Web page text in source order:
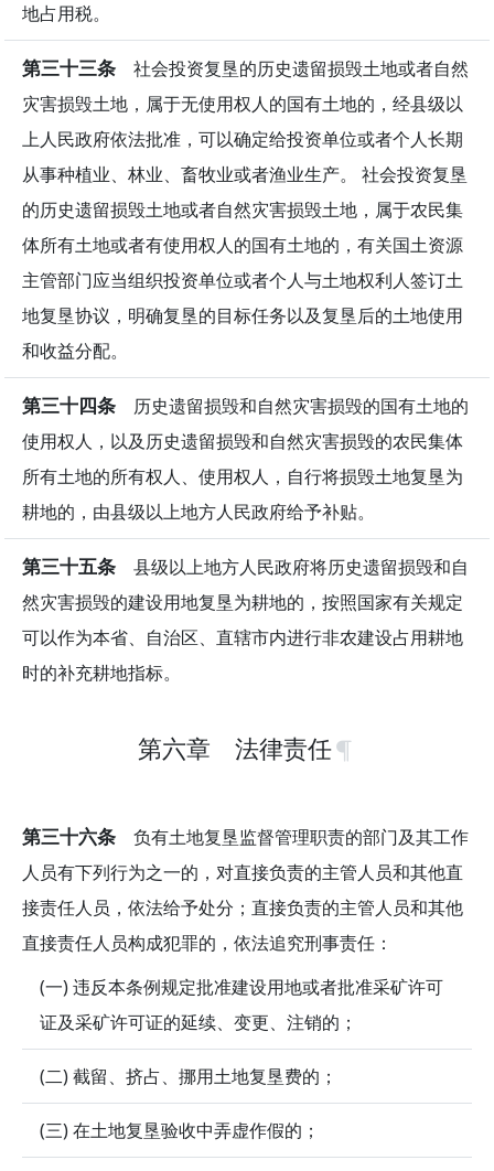
地占用税。
第三十三条 社会投资复垦的历史遗留损毁土地或者自然
灾害损毁土地，属于无使用权人的国有土地的，经县级以
上人民政府依法批准，可以确定给投资单位或者个人长期
从事种植业、林业、畜牧业或者渔业生产。 社会投资复垦
的历史遗留损毁土地或者自然灾害损毁土地，属于农民集
体所有土地或者有使用权人的国有土地的，有关国土资源
主管部门应当组织投资单位或者个人与土地权利人签订土
地复垦协议，明确复垦的目标任务以及复垦后的土地使用
和收益分配。
第三十四条 历史遗留损毁和自然灾害损毁的国有土地的
使用权人，以及历史遗留损毁和自然灾害损毁的农民集体
所有土地的所有权人、使用权人，自行将损毁土地复垦为
耕地的，由县级以上地方人民政府给予补贴。
第三十五条 县级以上地方人民政府将历史遗留损毁和自
然灾害损毁的建设用地复垦为耕地的，按照国家有关规定
可以作为本省、自治区、直辖市内进行非农建设占用耕地
时的补充耕地指标。
第六章 法律责任
第三十六条 负有土地复垦监督管理职责的部门及其工作
人员有下列行为之一的，对直接负责的主管人员和其他直
接责任人员，依法给予处分；直接负责的主管人员和其他
直接责任人员构成犯罪的，依法追究刑事责任：
(一) 违反本条例规定批准建设用地或者批准采矿许可
证及采矿许可证的延续、变更、注销的；
(二) 截留、挤占、挪用土地复垦费的；
(三) 在土地复垦验收中弄虚作假的；